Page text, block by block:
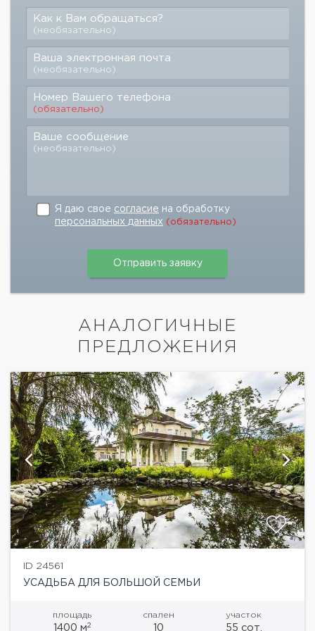
Как к Вам обращаться?
(необязательно)
Ваша электронная почта
(необязательно)
Номер Вашего телефона
(обязательно)
Ваше сообщение
(необязательно)
Я даю свое согласие на обработку
персональных данных (обязательно)
АНАЛОГИЧНЫЕ
ПРЕДЛОЖЕНИЯ
ID 24561
УСАДЬБА ДЛЯ БОЛЬШОЙ СЕМЬИ
площадь
1400 м2
спален
10
участок
55 сот.